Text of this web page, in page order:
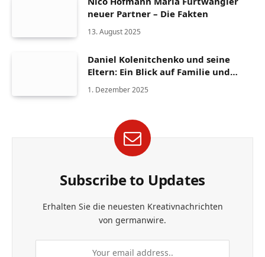
neuer Partner – Die Fakten
13. August 2025
Daniel Kolenitchenko und seine
Eltern: Ein Blick auf Familie und
Herkunft
1. Dezember 2025
Subscribe to Updates
Erhalten Sie die neuesten Kreativnachrichten
von germanwire.